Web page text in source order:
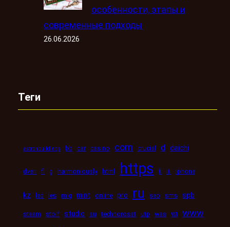
особенности, этапы и
современные подходы
26.06.2026
Теги
astronbuildings bb car casino com crucial d daichi
dveri fi g harmoniously html https ii iii iphone
kz led les mig mint online pro ru seo sms spb
steam stolf studio su technorosst utp was wi www